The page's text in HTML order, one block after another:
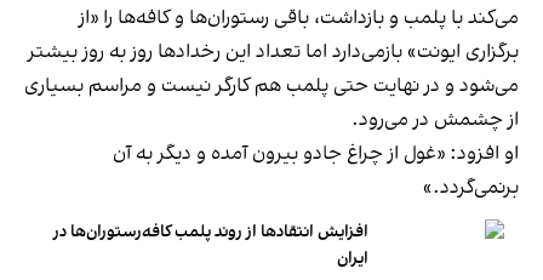
می‌کند با پلمب و بازداشت، باقی رستوران‌ها و کافه‌ها را «از
برگزاری ایونت» بازمی‌دارد اما تعداد این رخدادها روز به روز بیشتر
می‌شود و در نهایت حتی پلمب هم کارگر نیست و مراسم بسیاری
از چشمش در می‌رود.
او افزود: «غول از چراغ جادو بیرون آمده و دیگر به آن
برنمی‎‌گردد.»
افزایش انتقادها از روند پلمب کافه‌رستوران‌ها در
ایران